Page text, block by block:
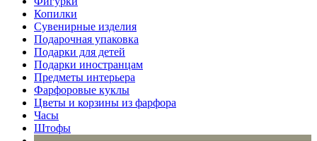
Копилки
Сувенирные изделия
Подарочная упаковка
Подарки для детей
Подарки иностранцам
Предметы интерьера
Фарфоровые куклы
Цветы и корзины из фарфора
Часы
Штофы